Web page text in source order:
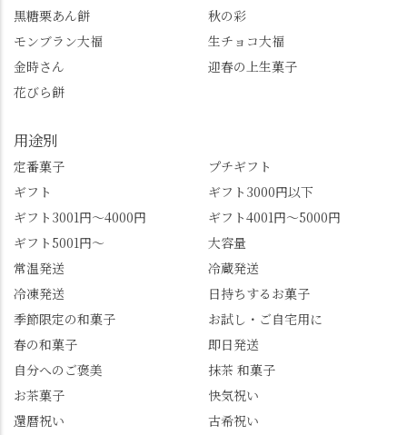
黒糖栗あん餅
秋の彩
モンブラン大福
生チョコ大福
金時さん
迎春の上生菓子
花びら餅
用途別
定番菓子
プチギフト
ギフト
ギフト3000円以下
ギフト3001円～4000円
ギフト4001円～5000円
ギフト5001円～
大容量
常温発送
冷蔵発送
冷凍発送
日持ちするお菓子
季節限定の和菓子
お試し・ご自宅用に
春の和菓子
即日発送
自分へのご褒美
抹茶 和菓子
お茶菓子
快気祝い
還暦祝い
古希祝い